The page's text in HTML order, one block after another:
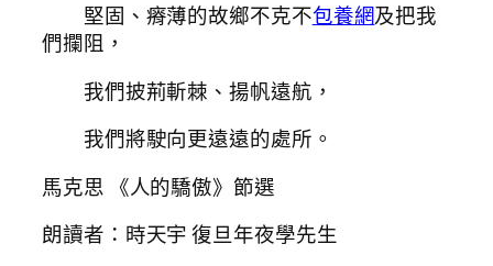
堅固、瘠薄的故鄉不克不包養網及把我
們攔阻，
我們披荊斬棘、揚帆遠航，
我們將駛向更遠遠的處所。
馬克思 《人的驕傲》節選
朗讀者：時天宇 復旦年夜學先生